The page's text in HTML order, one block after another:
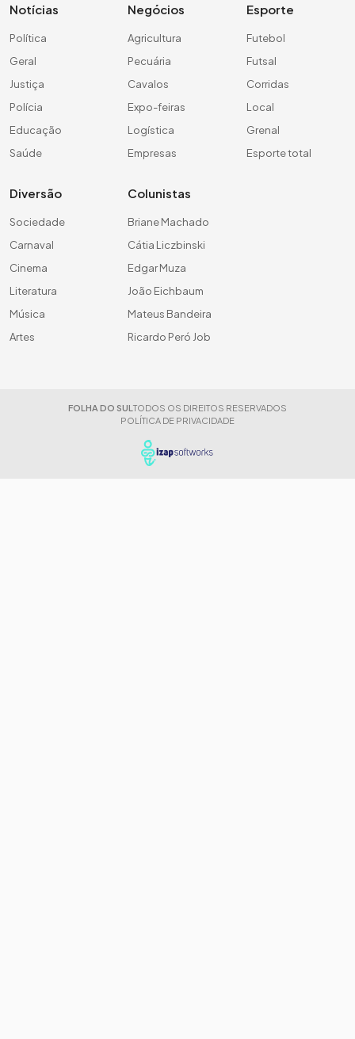
Notícias
Política
Geral
Justiça
Polícia
Educação
Saúde
Negócios
Agricultura
Pecuária
Cavalos
Expo-feiras
Logística
Empresas
Esporte
Futebol
Futsal
Corridas
Local
Grenal
Esporte total
Diversão
Sociedade
Carnaval
Cinema
Literatura
Música
Artes
Colunistas
Briane Machado
Cátia Liczbinski
Edgar Muza
João Eichbaum
Mateus Bandeira
Ricardo Peró Job
FOLHA DO SUL TODOS OS DIREITOS RESERVADOS
POLÍTICA DE PRIVACIDADE